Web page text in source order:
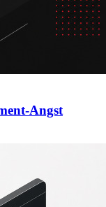
Angst